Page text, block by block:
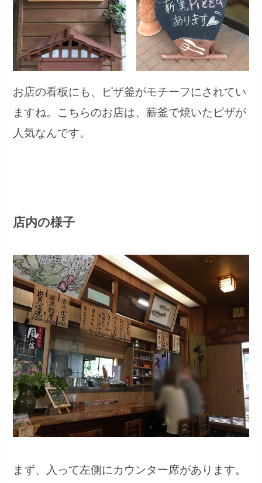
お店の看板にも、ピザ釜がモチーフにされてい
ますね。こちらのお店は、薪釜で焼いたピザが
人気なんです。
店内の様子
まず、入って左側にカウンター席があります。